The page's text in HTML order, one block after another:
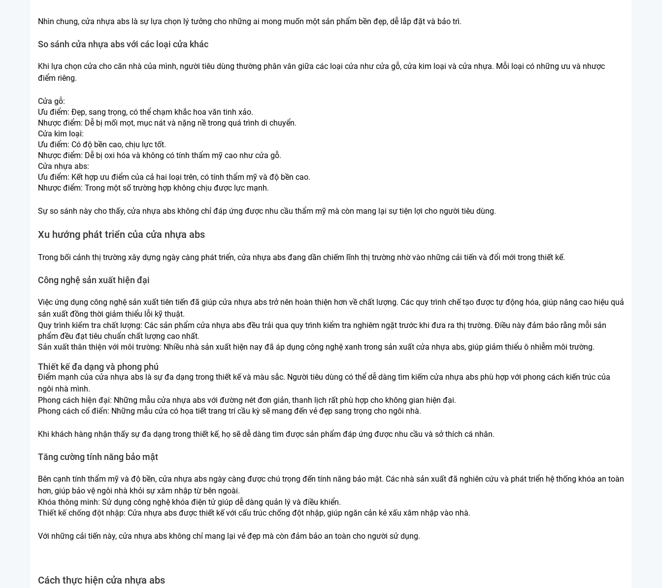
Nhìn chung, cửa nhựa abs là sự lựa chọn lý tưởng cho những ai mong muốn một sản phẩm bền đẹp, dễ lắp đặt và bảo trì.
So sánh cửa nhựa abs với các loại cửa khác
Khi lựa chọn cửa cho căn nhà của mình, người tiêu dùng thường phân vân giữa các loại cửa như cửa gỗ, cửa kim loại và cửa nhựa. Mỗi loại có những ưu và nhược
điểm riêng.
Cửa gỗ:
Ưu điểm: Đẹp, sang trọng, có thể chạm khắc hoa văn tinh xảo.
Nhược điểm: Dễ bị mối mọt, mục nát và nặng nề trong quá trình di chuyển.
Cửa kim loại:
Ưu điểm: Có độ bền cao, chịu lực tốt.
Nhược điểm: Dễ bị oxi hóa và không có tính thẩm mỹ cao như cửa gỗ.
Cửa nhựa abs:
Ưu điểm: Kết hợp ưu điểm của cả hai loại trên, có tính thẩm mỹ và độ bền cao.
Nhược điểm: Trong một số trường hợp không chịu được lực mạnh.
Sự so sánh này cho thấy, cửa nhựa abs không chỉ đáp ứng được nhu cầu thẩm mỹ mà còn mang lại sự tiện lợi cho người tiêu dùng.
Xu hướng phát triển của cửa nhựa abs
Trong bối cảnh thị trường xây dựng ngày càng phát triển, cửa nhựa abs đang dần chiếm lĩnh thị trường nhờ vào những cải tiến và đổi mới trong thiết kế.
Công nghệ sản xuất hiện đại
Việc ứng dụng công nghệ sản xuất tiên tiến đã giúp cửa nhựa abs trở nên hoàn thiện hơn về chất lượng. Các quy trình chế tạo được tự động hóa, giúp nâng cao hiệu quả
sản xuất đồng thời giảm thiểu lỗi kỹ thuật.
Quy trình kiểm tra chất lượng: Các sản phẩm cửa nhựa abs đều trải qua quy trình kiểm tra nghiêm ngặt trước khi đưa ra thị trường. Điều này đảm bảo rằng mỗi sản
phẩm đều đạt tiêu chuẩn chất lượng cao nhất.
Sản xuất thân thiện với môi trường: Nhiều nhà sản xuất hiện nay đã áp dụng công nghệ xanh trong sản xuất cửa nhựa abs, giúp giảm thiểu ô nhiễm môi trường.
Thiết kế đa dạng và phong phú
Điểm mạnh của cửa nhựa abs là sự đa dạng trong thiết kế và màu sắc. Người tiêu dùng có thể dễ dàng tìm kiếm cửa nhựa abs phù hợp với phong cách kiến trúc của
ngôi nhà mình.
Phong cách hiện đại: Những mẫu cửa nhựa abs với đường nét đơn giản, thanh lịch rất phù hợp cho không gian hiện đại.
Phong cách cổ điển: Những mẫu cửa có họa tiết trang trí cầu kỳ sẽ mang đến vẻ đẹp sang trọng cho ngôi nhà.
Khi khách hàng nhận thấy sự đa dạng trong thiết kế, họ sẽ dễ dàng tìm được sản phẩm đáp ứng được nhu cầu và sở thích cá nhân.
Tăng cường tính năng bảo mật
Bên cạnh tính thẩm mỹ và độ bền, cửa nhựa abs ngày càng được chú trọng đến tính năng bảo mật. Các nhà sản xuất đã nghiên cứu và phát triển hệ thống khóa an toàn
hơn, giúp bảo vệ ngôi nhà khỏi sự xâm nhập từ bên ngoài.
Khóa thông minh: Sử dụng công nghệ khóa điện tử giúp dễ dàng quản lý và điều khiển.
Thiết kế chống đột nhập: Cửa nhựa abs được thiết kế với cấu trúc chống đột nhập, giúp ngăn cản kẻ xấu xâm nhập vào nhà.
Với những cải tiến này, cửa nhựa abs không chỉ mang lại vẻ đẹp mà còn đảm bảo an toàn cho người sử dụng.
Cách thực hiện cửa nhựa abs